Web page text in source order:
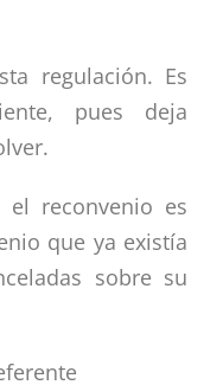
regulación. Es
pues deja
el reconvenio es
que ya existía
sobre su